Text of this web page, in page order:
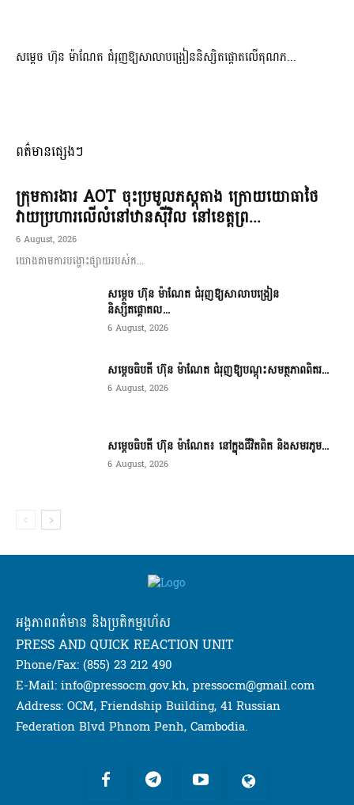
សម្តេច ហ៊ុន ម៉ាណែត ជំរុញឱ្យសាលាបង្រៀននិស្សិតផ្តោតលើគុណភ...
ពត៌មានផ្សេងៗ
ក្រុមការងារ AOT ចុះប្រមូលភស្តុតាង ក្រោយយោធាថៃ
វាយប្រហារលើលំនៅឋានស៊ីវិល នៅខេត្តព្រ...
6 August, 2026
យោងតាមការបង្ហោះផ្សាយរបស់ក...
សម្តេច ហ៊ុន ម៉ាណែត ជំរុញឱ្យសាលាបង្រៀន
និស្សិតផ្តោតល...
6 August, 2026
សម្តេចធិបតី ហ៊ុន ម៉ាណែត ជំរុញឱ្យបណ្តុះសមត្ថភាពពិតរ...
6 August, 2026
សម្តេចធិបតី ហ៊ុន ម៉ាណែត៖ នៅក្នុងជីវិតពិត និងសមរភូម...
6 August, 2026
អង្គភាពពត៌មាន និងប្រតិកម្មរហ័ស
PRESS AND QUICK REACTION UNIT
Phone/Fax: (855) 23 212 490
E-Mail: info@pressocm.gov.kh, pressocm@gmail.com
Address: OCM, Friendship Building, 41 Russian
Federation Blvd Phnom Penh, Cambodia.